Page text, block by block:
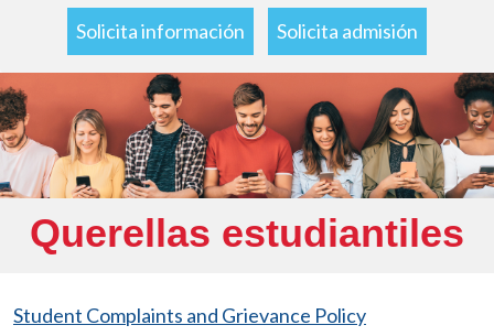
Solicita información
Solicita admisión
Querellas estudiantiles
Student Complaints and Grievance Policy